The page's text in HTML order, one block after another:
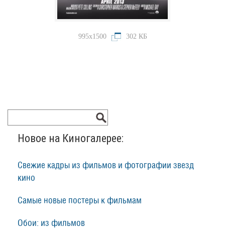
995x1500 302 КБ
Новое на Киногалерее:
Свежие кадры из фильмов и фотографии звезд
кино
Самые новые постеры к фильмам
Обои: из фильмов